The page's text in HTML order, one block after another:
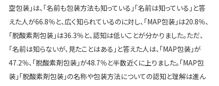
空包装」は、「名前も包装方法も知っている」「名前は知っている」と答
えた人が66.8％と、広く知られているのに対し、「MAP包装」は20.8％、
「脱酸素剤包装」は36.3％と、認知は低いことが分かりました。ただ、
「名前は知らないが、見たことはある」と答えた人は、「MAP包装」が
47.2％、「脱酸素剤包装」が48.7％と半数近くに上りました。「MAP包
装」「脱酸素剤包装」の名称や包装方法についての認知と理解は進ん